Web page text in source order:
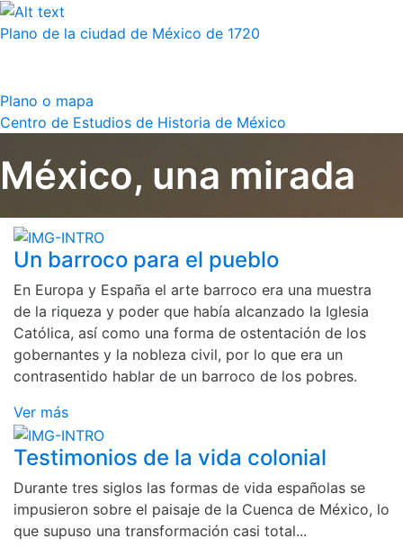
Plano de la ciudad de México de 1720
Plano o mapa
Centro de Estudios de Historia de México
México, una mirada
Un barroco para el pueblo
En Europa y España el arte barroco era una muestra
de la riqueza y poder que había alcanzado la Iglesia
Católica, así como una forma de ostentación de los
gobernantes y la nobleza civil, por lo que era un
contrasentido hablar de un barroco de los pobres.
Ver más
Testimonios de la vida colonial
Durante tres siglos las formas de vida españolas se
impusieron sobre el paisaje de la Cuenca de México, lo
que supuso una transformación casi total...